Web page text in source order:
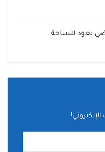
تعود للساحة